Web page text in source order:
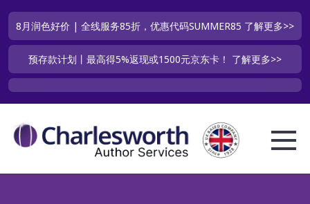
8月润色好价 | 全线服务85折，优惠代码SUMMER85 了解更多>>
预存款计划丨最高得5%返现或1500元京东卡！ 了解更多>>